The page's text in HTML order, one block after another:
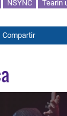
NSYNC Tearin
Compartir